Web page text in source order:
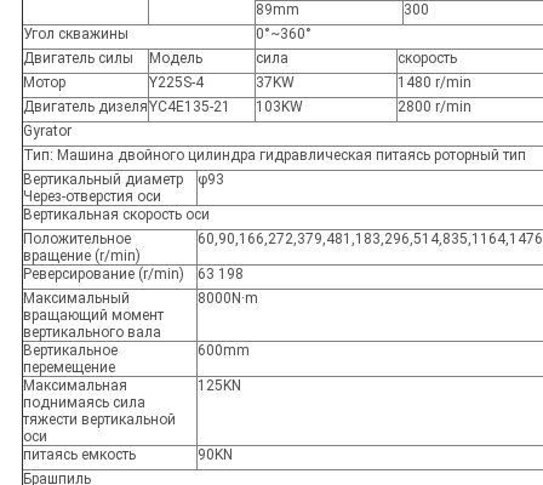
89mm
300
Угол скважины
0°~360°
Двигатель силы
Модель сила
скорость
Мотор
Y225S-4 37KW
1480 r/min
Двигатель дизеляYC4E135-21 103KW
2800 r/min
Gyrator
Тип: Машина двойного цилиндра гидравлическая питаясь роторный тип
Вертикальный диаметр
Через-отверстия оси
φ93
Вертикальная скорость оси
Положительное
вращение (r/min)
60,90,166,272,379,481,183,296,514,835,1164,1476
Реверсирование (r/min)
63 198
Максимальный
вращающий момент
вертикального вала
8000N·m
Вертикальное
перемещение
600mm
Максимальная
поднимаясь сила
тяжести вертикальной
оси
125KN
питаясь емкость
90KN
Брашпиль